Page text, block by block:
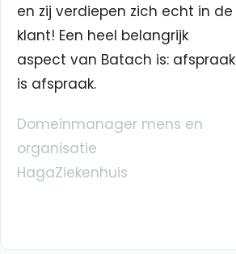
en zij verdiepen zich echt in de
klant! Een heel belangrijk
aspect van Batach is: afspraak
is afspraak.
Domeinmanager mens en
organisatie
HagaZiekenhuis